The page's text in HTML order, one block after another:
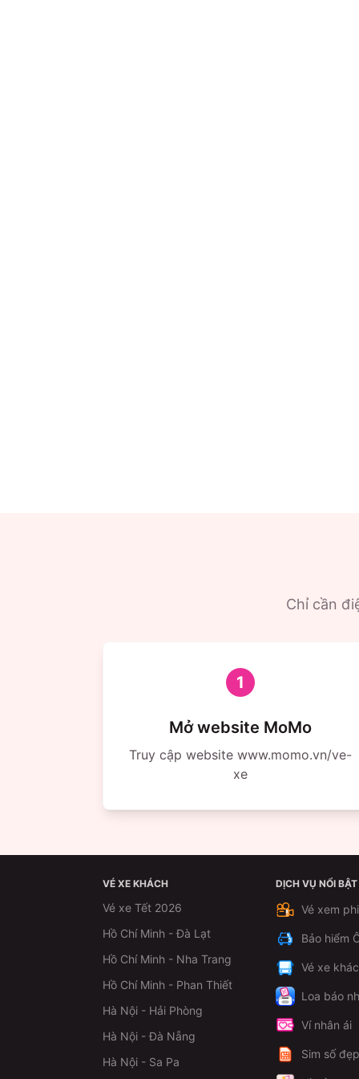
Chỉ cần
1
Mở website MoMo
Truy cập website www.momo.vn/ve-
xe
VÉ XE KHÁCH
Vé xe Tết 2026
Hồ Chí Minh - Đà Lạt
Hồ Chí Minh - Nha Trang
Hồ Chí Minh - Phan Thiết
Hà Nội - Hải Phòng
Hà Nội - Đà Nẵng
Hà Nội - Sa Pa
DỊCH VỤ NỔI BẬT
Vé xem
Bảo hiểm
Vé xe
Loa báo
Ví nhân ái
Sim số đẹp